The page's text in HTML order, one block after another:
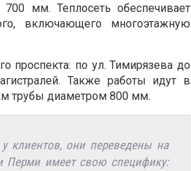
мм. Теплосеть обеспечивает
включающего многоэтажную
проспекта: по ул. Тимирязева до
Также работы идут в
трубы диаметром 800 мм.
клиентов, они переведены на
Перми имеет свою специфику: